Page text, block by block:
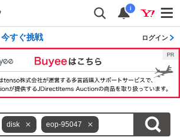
i
すぐ挑戦 ログイン
disk eop-95047